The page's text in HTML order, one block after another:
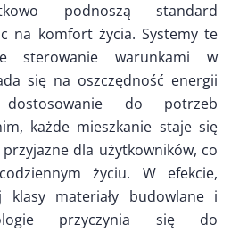
podnoszą standard
na komfort życia. Systemy te
sterowanie warunkami w
się na oszczędność energii
do potrzeb
każde mieszkanie staje się
dla użytkowników, co
życiu. W efekcie,
klasy materiały budowlane i
przyczynia się do